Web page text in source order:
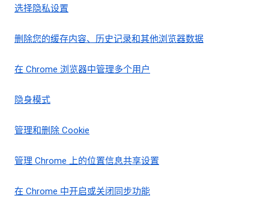
选择隐私设置
删除您的缓存内容、历史记录和其他浏览器数据
在 Chrome 浏览器中管理多个用户
隐身模式
管理和删除 Cookie
管理 Chrome 上的位置信息共享设置
在 Chrome 中开启或关闭同步功能